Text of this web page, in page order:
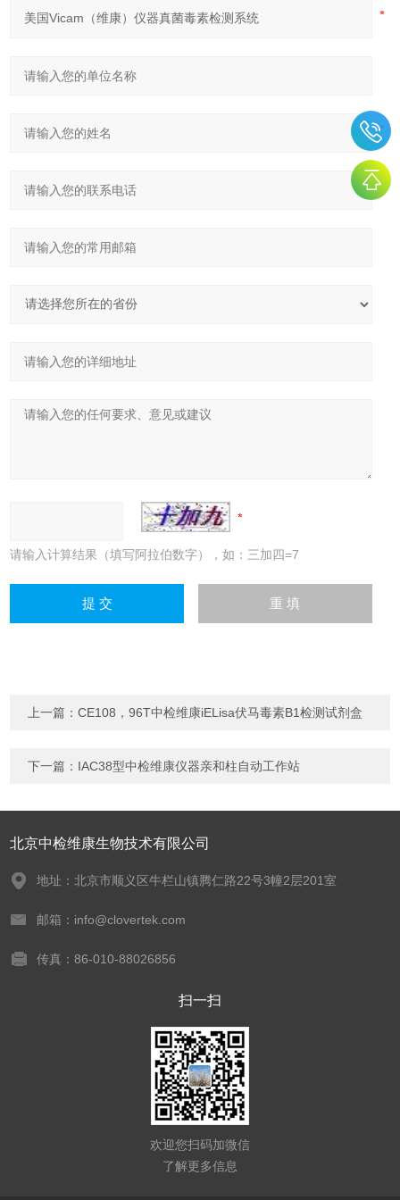
请输入计算结果（填写阿拉伯数字），如：三加四=7
上一篇：CE108，96T中检维康iELisa伏马毒素B1检测试剂盒
下一篇： IAC38型中检维康仪器亲和柱自动工作站
北京中检维康生物技术有限公司
地址：北京市顺义区牛栏山镇腾仁路22号3幢2层201室
邮箱：info@clovertek.com
传真：86-010-88026856
扫一扫
欢迎您扫码加微信
了解更多信息